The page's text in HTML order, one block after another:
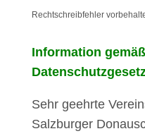
Rechtschreibfehler
Information gemäß
Sehr geehrte
Salzburger